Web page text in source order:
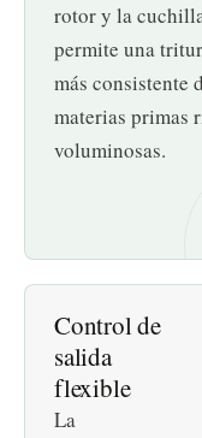
rotor y la
permite una
más consistente
materias primas
voluminosas.
Control de
salida
flexible
La